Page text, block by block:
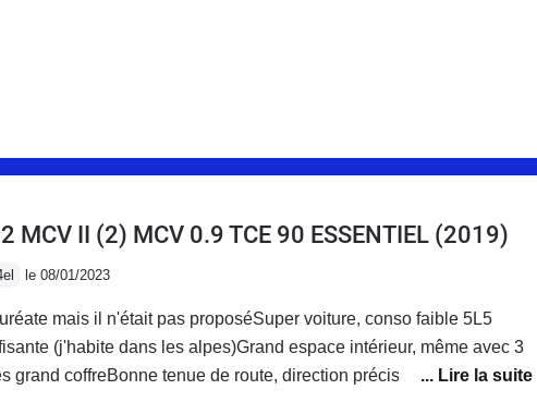
MCV II (2) MCV 0.9 TCE 90 ESSENTIEL (2019)
le 08/01/2023
mais il n'était pas proposéSuper voiture, conso faible 5L5
(j'habite dans les alpes)Grand espace intérieur, même avec 3
grand coffreBonne tenue de route, direction précise, même sur la